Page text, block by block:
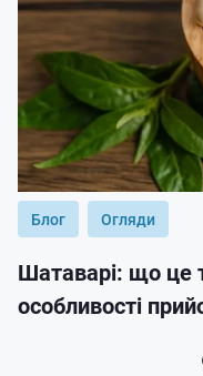
Блог Огляди
Шатаварі: що це
особливості